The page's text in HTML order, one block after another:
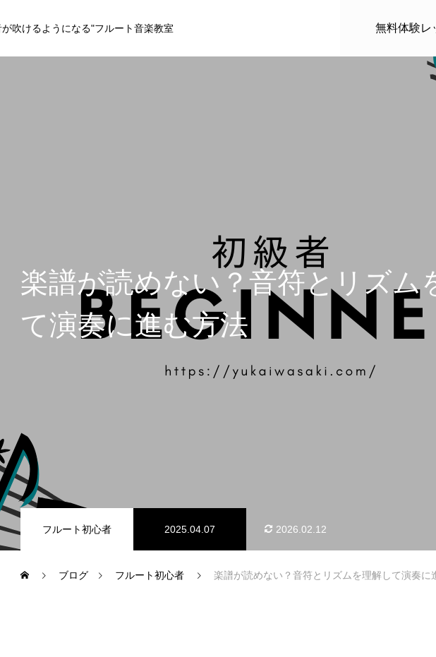
吹けるようになる"フルート音楽教室 無料体験レ
理念やスタイル 推薦者
最新情報（お知らせ） アクセス情報
楽譜が読めない？音符とリズム
て演奏に進む方法
フルート初心者 2025.04.07 2026.02.12
ブログ フルート初心者 楽譜が読めない？音符とリズムを理解して演奏に